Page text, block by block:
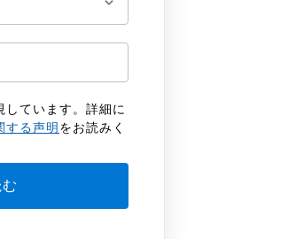
ています。詳細に
する声明をお読みく